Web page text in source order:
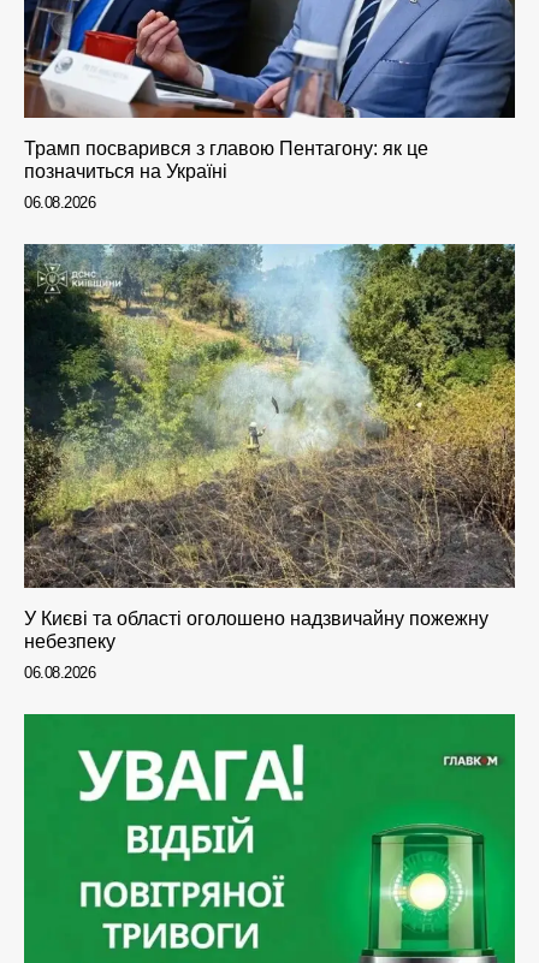
Трамп посварився з главою Пентагону: як це
позначиться на Україні
06.08.2026
У Києві та області оголошено надзвичайну пожежну
небезпеку
06.08.2026